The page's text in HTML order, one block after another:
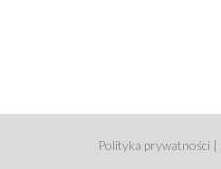
Polityka prywatności |